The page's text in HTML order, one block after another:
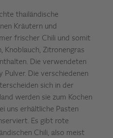
thailändische
Kräutern und
frischer Chili und somit
Knoblauch, Zitronengras
Die verwendeten
Pulver. Die verschiedenen
sich in der
werden sie zum Kochen
uns erhältliche Pasten
Es gibt rote
Chili, also meist